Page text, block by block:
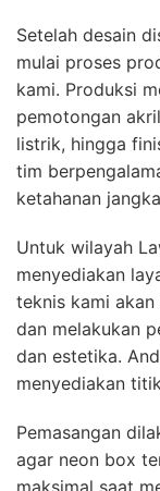
Setelah desain
mulai proses
kami. Produksi
pemotongan
listrik, hingga
tim
ketahanan
Untuk wilayah
menyediakan
teknis kami
dan melakukan
dan estetika.
menyediakan
Pemasangan
agar neon box
maksimal saat